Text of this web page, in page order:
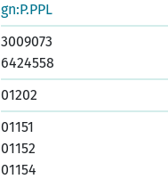
gn:P.PPL
3009073
6424558
01202
01151
01152
01154